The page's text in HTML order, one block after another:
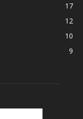
17
12
10
9